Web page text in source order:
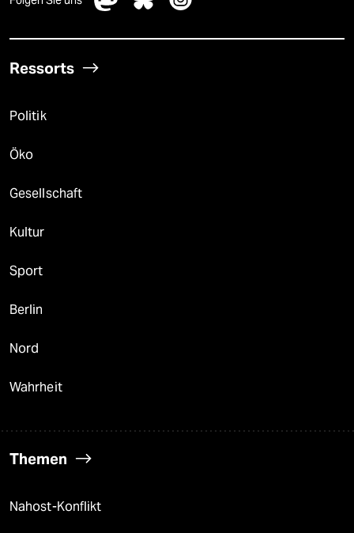
Ressorts
Politik
Öko
Gesellschaft
Kultur
Sport
Berlin
Nord
Wahrheit
Themen
Nahost-Konflikt